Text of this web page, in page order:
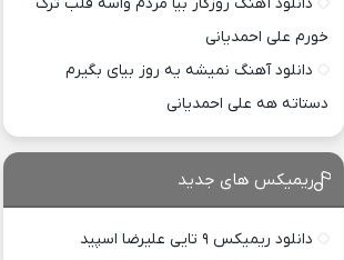
خورم علی احمدیانی
دانلود آهنگ نمیشه یه روز بیای بگیرم
دستاته هه علی احمدیانی
ریمیکس های جدید
دانلود ریمیکس ۹ تایی علیرضا اسپید